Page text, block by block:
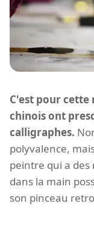
C'est pour cette
chinois ont
calligraphes.
polyvalence,
peintre qui a
dans la main
son pinceau